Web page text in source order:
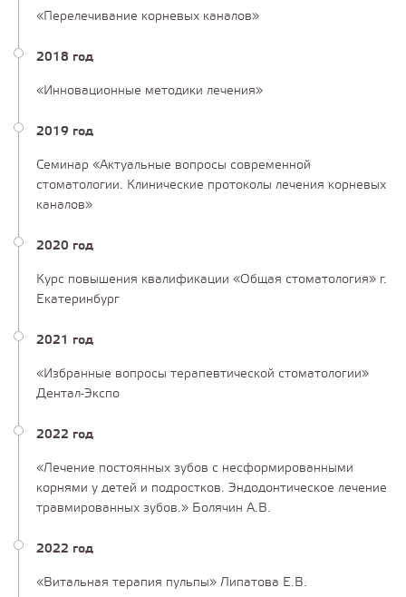
«Перелечивание корневых каналов»
2018 год
«Инновационные методики лечения»
2019 год
Семинар «Актуальные вопросы современной
стоматологии. Клинические протоколы лечения корневых
каналов»
2020 год
Курс повышения квалификации «Общая стоматология» г.
Екатеринбург
2021 год
«Избранные вопросы терапевтической стоматологии»
Дентал-Экспо
2022 год
«Лечение постоянных зубов с несформированными
корнями у детей и подростков. Эндодонтическое лечение
травмированных зубов.» Болячин А.В.
2022 год
«Витальная терапия пульпы» Липатова Е.В.